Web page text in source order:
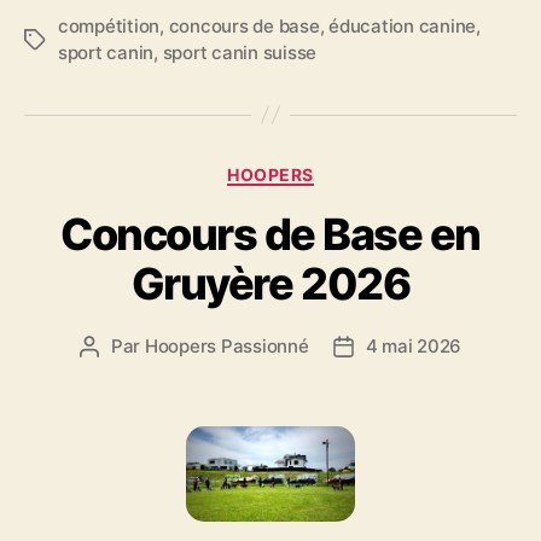
Étiquettes
compétition, concours de base,éducation canine,
sport canin, sport canin suisse
Catégories
HOOPERS
Concours de Base en
Gruyère 2026
Auteur
Par Hoopers Passionné
Date4 mai 2026